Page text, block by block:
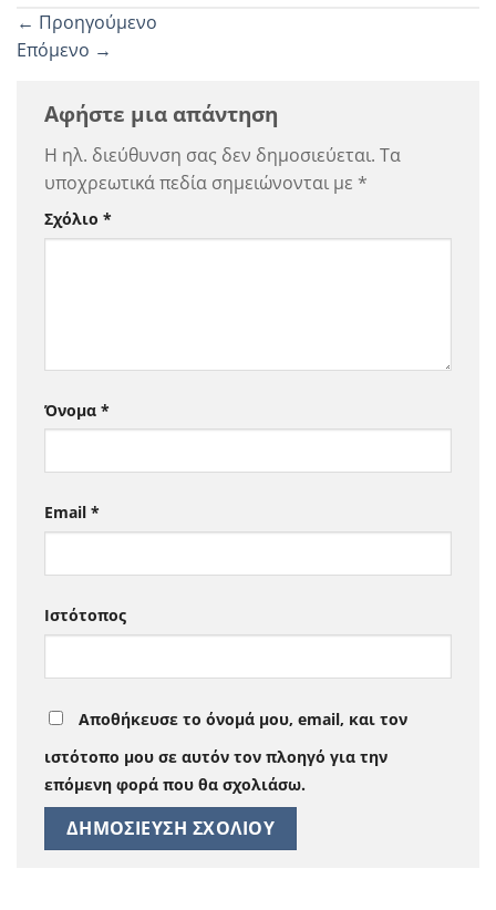
← Προηγούμενο
Επόμενο →
Αφήστε μια απάντηση
Η ηλ. διεύθυνση σας δεν δημοσιεύεται. Τα
υποχρεωτικά πεδία σημειώνονται με *
Σχόλιο *
Όνομα *
Email *
Ιστότοπος
Αποθήκευσε το όνομά μου, email, και τον
ιστότοπο μου σε αυτόν τον πλοηγό για την
επόμενη φορά που θα σχολιάσω.